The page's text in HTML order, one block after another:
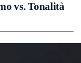
vs. Tonalità